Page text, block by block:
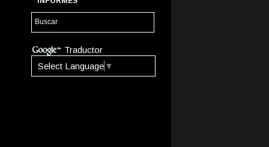
Traductor
Select Language ▼